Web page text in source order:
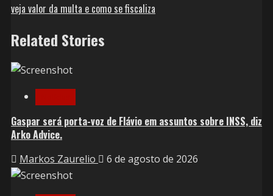
veja valor da multa e como se fiscaliza
Related Stories
Gaspar será porta-voz de Flávio em assuntos sobre INSS, diz
Arko Advice.
Markos Zaurelio 6 de agosto de 2026